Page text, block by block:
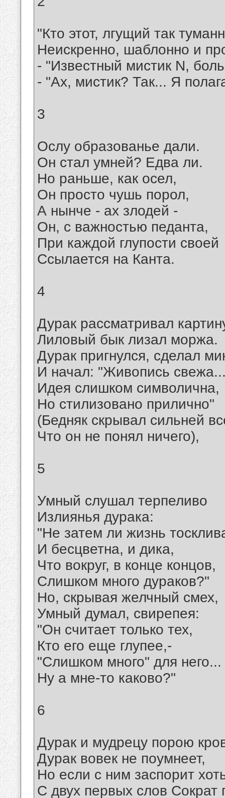
"Кто этот, лгущий так
Неискренно, шаблонно и
- "Известный мистик N,
- "Ах, мистик? Так... Я
3
Ослу образованье дали.
Он стал умней? Едва ли.
Но раньше, как осел,
Он просто чушь порол,
А нынче - ах злодей -
Он, с важностью педанта,
При каждой глупости своей
Ссылается на Канта.
4
Дурак рассматривал
Лиловый бык лизал моржа.
Дурак пригнулся, сделал
И начал: "Живопись
Идея слишком символична,
Но стилизовано прилично"
(Бедняк скрывал сильней
Что он не понял ничего),
5
Умный слушал терпеливо
Излиянья дурака:
"Не затем ли жизнь
И бесцветна, и дика,
Что вокруг, в конце концов,
Слишком много дураков?"
Но, скрывая желчный смех,
Умный думал, свирепея:
"Он считает только тех,
Кто его еще глупее,-
"Слишком много" для него...
Ну а мне-то каково?"
6
Дурак и мудрецу порою
Дурак вовек не поумнеет,
Но если с ним заспорит
С двух первых слов Сократ